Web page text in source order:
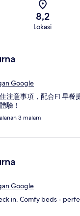
8,2
Lokasi
Google
注意事項，配合F1 早餐
驗！
3 malam
Google
in. Comfy beds -